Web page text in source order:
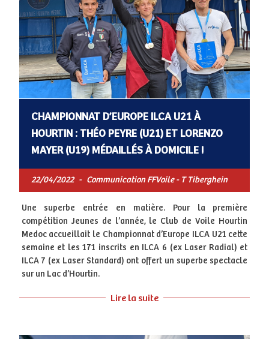
CHAMPIONNAT D’EUROPE ILCA U21 À
HOURTIN : THÉO PEYRE (U21) ET LORENZO
MAYER (U19) MÉDAILLÉS À DOMICILE !
22/04/2022 - Communication FFVoile - T Tiberghein
Une superbe entrée en matière. Pour la première
compétition Jeunes de l’année, le Club de Voile Hourtin
Medoc accueillait le Championnat d’Europe ILCA U21 cette
semaine et les 171 inscrits en ILCA 6 (ex Laser Radial) et
ILCA 7 (ex Laser Standard) ont offert un superbe spectacle
sur un Lac d’Hourtin.
Lire la suite